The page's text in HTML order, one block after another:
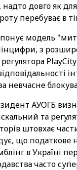
надто довго як
перебуває в
модель
з
невчасне
АУОГБ
та
штовхає
що
в Україні
часто